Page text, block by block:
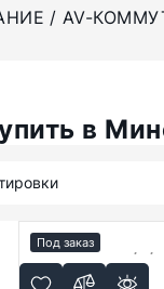
AV-
в
Под заказ